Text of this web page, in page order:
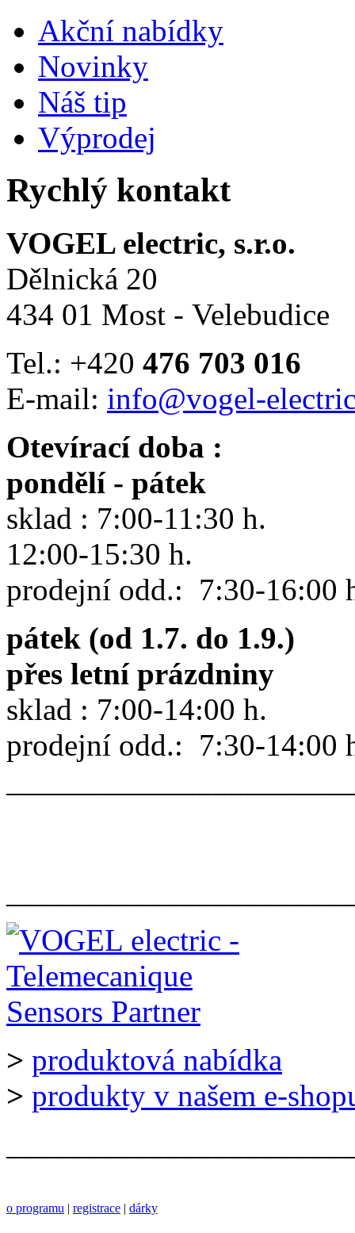
Akční nabídky
Novinky
Náš tip
Výprodej
Rychlý kontakt
VOGEL electric, s.r.o.
Dělnická 20
434 01 Most - Velebudice
Tel.: +420 476 703 016
E-mail: info@vogel-
Otevírací doba :
pondělí - pátek
sklad : 7:00-11:30 h.
12:00-15:30 h.
prodejní odd.: 7:30-16:00
pátek (od 1.7. do 1.9.)
přes letní prázdniny
sklad : 7:00-14:00 h.
prodejní odd.: 7:30-14:00
> produktová nabídka
> produkty v našem e-
o programu | registrace | dárky